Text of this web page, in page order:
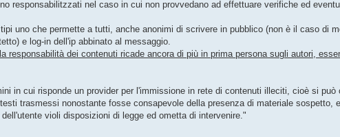
responsabilitzzati nel caso in cui non provvedano ad effettuare verifiche ed
uno che permette a tutti, anche anonimi di scrivere in pubblico (non è il caso di
e log-in dell'ip abbinato al messaggio.
la responsabilità dei contenuti ricade ancora di più in prima persona sugli autori,
in cui risponde un provider per l'immissione in rete di contenuti illeciti, cioè si può
trasmessi nonostante fosse consapevole della presenza di materiale sospetto,
violi disposizioni di legge ed ometta di intervenire."